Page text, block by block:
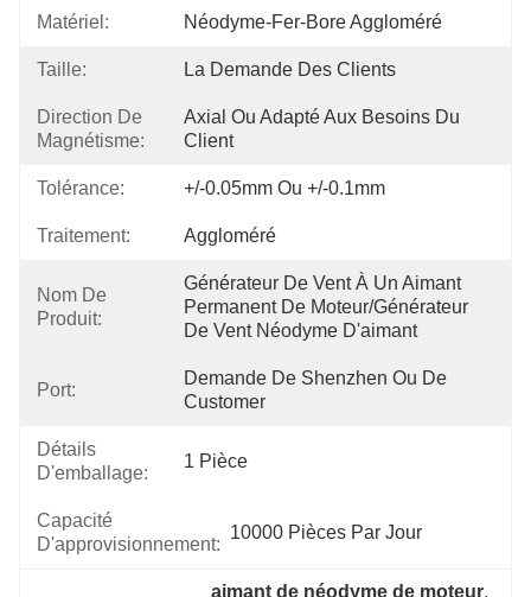
Matériel: Néodyme-Fer-Bore Aggloméré
Taille: La Demande Des Clients
Direction De
Magnétisme:
Axial Ou Adapté Aux Besoins Du
Client
Tolérance: +/-0.05mm Ou +/-0.1mm
Traitement: Aggloméré
Nom De
Produit:
Générateur De Vent À Un Aimant
Permanent De Moteur/générateur
De Vent Néodyme D'aimant
Port:
Demande De Shenzhen Ou De
Customer
Détails
D'emballage:
1 Pièce
Capacité
D'approvisionnement:
10000 Pièces Par Jour
aimant de néodyme de moteur